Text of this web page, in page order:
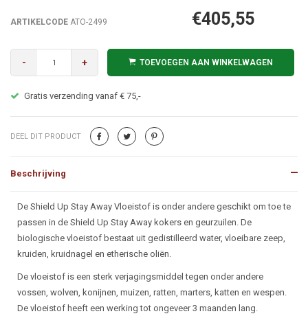
ARTIKELCODE ATO-2499 €405,55
- + TOEVOEGEN AAN WINKELWAGEN
Alles op voorraad? In het weekend besteld = Maandag in huis!
DEEL DIT PRODUCT
Beschrijving
Beschrijving
De Shield Up Stay Away Vloeistof is onder andere geschikt om toe te
passen in de Shield Up Stay Away kokers en geurzuilen. De
biologische vloeistof bestaat uit gedistilleerd water, vloeibare zeep,
kruiden, kruidnagel en etherische oliën.
De vloeistof is een sterk verjagingsmiddel tegen onder andere
vossen, wolven, konijnen, muizen, ratten, marters, katten en wespen.
De vloeistof heeft een werking tot ongeveer 3 maanden lang.